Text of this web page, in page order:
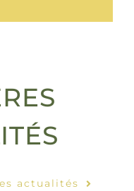
actualités